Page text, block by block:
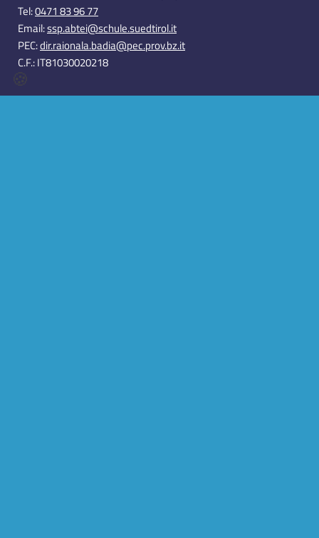
Tel:0471 83 96 77
Email:ssp.abtei@schule.suedtirol.it
PEC:dir.raionala.badia@pec.prov.bz.it
C.F.: IT81030020218